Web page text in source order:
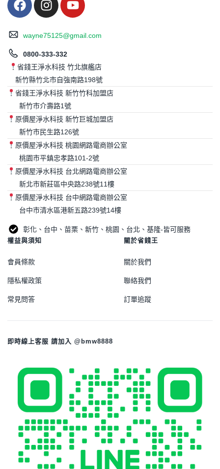
wayne75125@gmail.com
0800-333-332
省錢王淨水科技 竹北旗艦店
新竹縣竹北市自強南路198號
省錢王淨水科技 新竹竹科加盟店
新竹市介壽路1號
原價屋淨水科技 新竹巨城加盟店
新竹市民生路126號
原價屋淨水科技 桃園網路電商辦公室
桃園市平鎮忠孝路101-2號
原價屋淨水科技 台北網路電商辦公室
新北市新莊區中央路238號11樓
原價屋淨水科技 台中網路電商辦公室
台中市清水區港新五路239號14樓
彰化、台中、苗栗、新竹、桃園、台北、基隆-皆可服務
權益與須知
會員條款
隱私權政策
常見問答
關於省錢王
關於我們
聯絡我們
訂單追蹤
即時線上客服 請加入 @bmw8888